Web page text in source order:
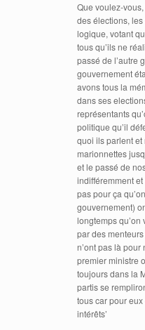
Que voulez-
des élections,
logique, votant
tous qu’ils ne
passé de l’autre
gouvernement
avons tous la
dans ses
représentants
politique qu’il
quoi ils parlent et
marionnettes
et le passé de
indifféremment
pas pour ça
gouvernement)
longtemps
par des
n’ont pas là
premier ministre
toujours dans la
partis se
tous car pour
intérêts’